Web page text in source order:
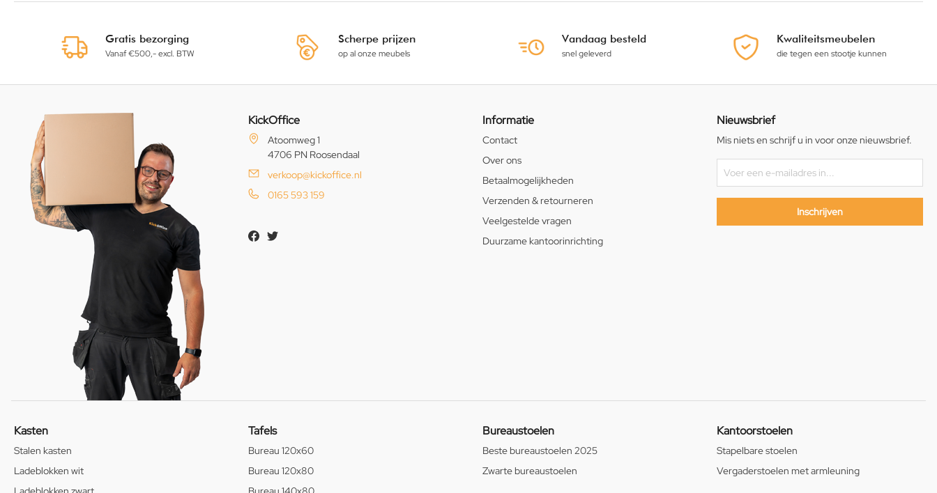
Gratis bezorging
Vanaf €500,- excl. BTW
Scherpe prijzen
op al onze meubels
Vandaag besteld
snel geleverd
Kwaliteitsmeubelen
die tegen een stootje kunnen
KickOffice
Atoomweg 1
4706 PN Roosendaal
verkoop@kickoffice.nl
0165 593 159
Informatie
Contact
Over ons
Betaalmogelijkheden
Verzenden & retourneren
Veelgestelde vragen
Duurzame kantoorinrichting
Kasten
Stalen kasten
Ladeblokken wit
Tafels
Bureau 120x60
Bureau 120x80
Bureaustoelen
Beste bureaustoelen 2025
Zwarte bureaustoelen
Kantoorstoelen
Stapelbare stoelen
Vergaderstoelen met armleuning
Nieuwsbrief
Mis niets en schrijf u in voor onze nieuwsbrief.
Inschrijven